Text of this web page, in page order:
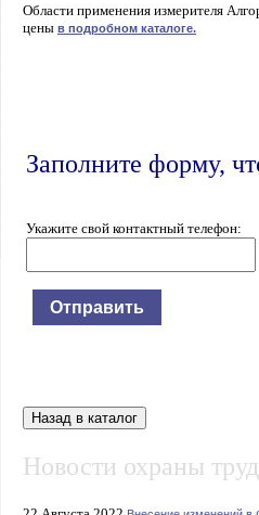
Области применения измерителя
цены в подробном каталоге.
Заполните форму,
Укажите свой контактный телефон:
Новости охраны